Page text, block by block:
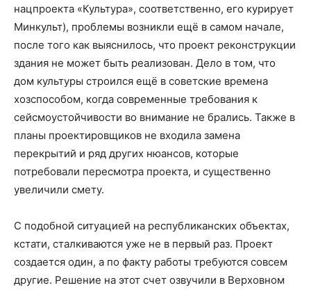
нацпроекта «Культура», соответственно, его курирует
Минкульт), проблемы возникли ещё в самом начале,
после того как выяснилось, что проект реконструкции
здания не может быть реализован. Дело в том, что
дом культуры строился ещё в советские времена
хозспособом, когда современные требования к
сейсмоустойчивости во внимание не брались. Также в
планы проектировщиков не входила замена
перекрытий и ряд других нюансов, которые
потребовали пересмотра проекта, и существенно
увеличили смету.
С подобной ситуацией на республиканских объектах,
кстати, сталкиваются уже не в первый раз. Проект
создается один, а по факту работы требуются совсем
другие. Решение на этот счет озвучили в Верховном